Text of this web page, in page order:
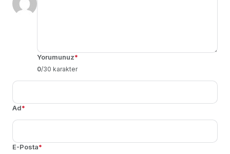
Yorumunuz*
0/30 karakter
Ad*
E-Posta*